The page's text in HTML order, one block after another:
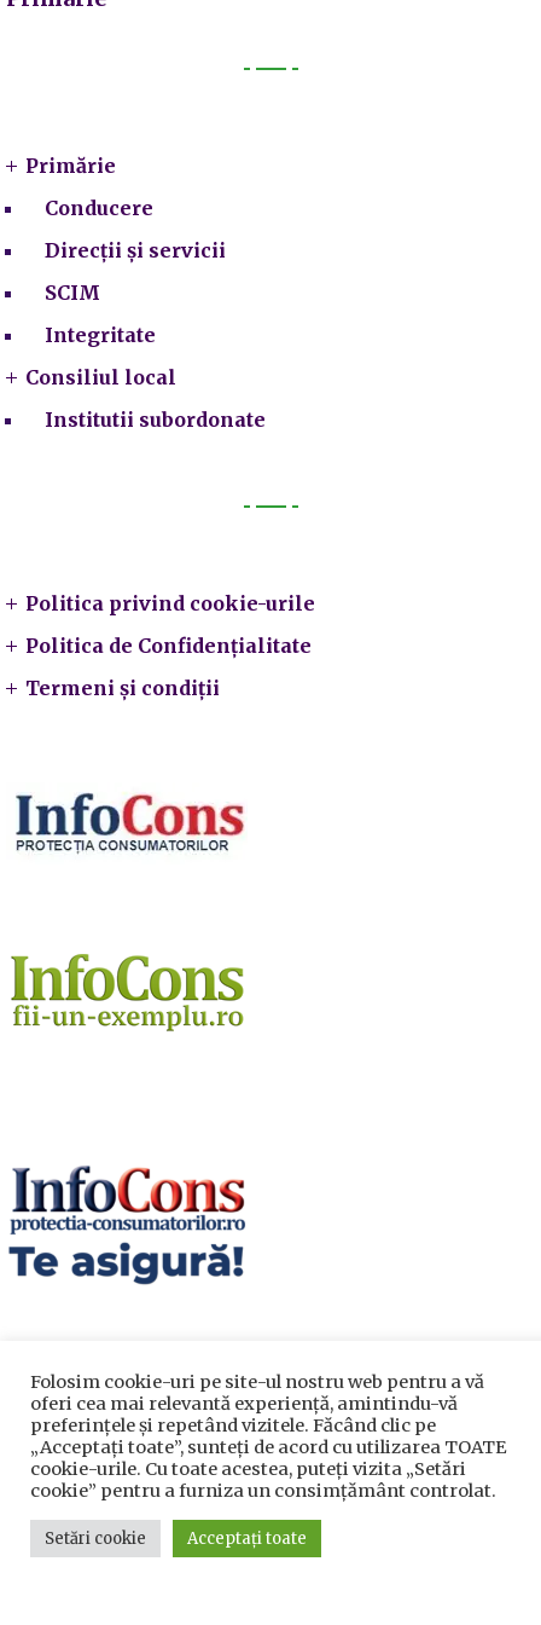
Primărie
Conducere
Direcții și servicii
SCIM
Integritate
Consiliul local
Institutii subordonate
Politica privind cookie-urile
Politica de Confidențialitate
Termeni și condiții
Utile
Utile
Telefoane utile
Folosim cookie-uri pe site-ul nostru web pentru a vă
oferi cea mai relevantă experiență, amintindu-vă
preferințele și repetând vizitele. Făcând clic pe
„Acceptați toate”, sunteți de acord cu utilizarea TOATE
cookie-urile. Cu toate acestea, puteți vizita „Setări
cookie” pentru a furniza un consimțământ controlat.
Setări cookie Acceptați toate